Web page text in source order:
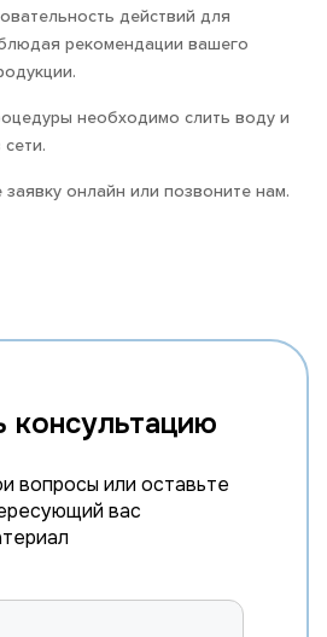
действий для
рекомендации вашего
необходимо слить воду и
онлайн или позвоните нам.
консультацию
вопросы или оставьте
вас